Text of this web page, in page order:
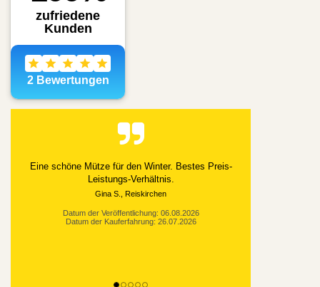
Alles gut geklappt
Datum der Kauferfahrung: 21.07.2026